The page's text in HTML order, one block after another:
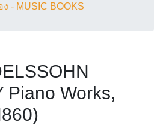
- MUSIC BOOKS
Piano Works,